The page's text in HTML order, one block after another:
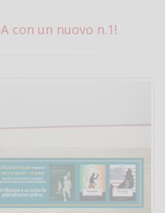
con un nuovo n.1!